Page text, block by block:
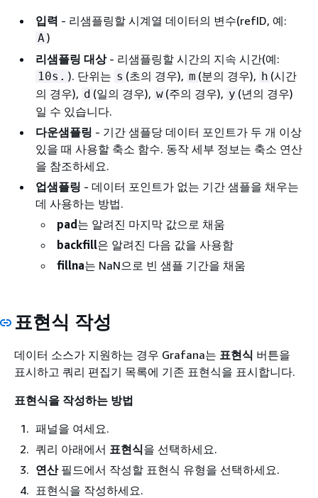
입력 - 리샘플링할 시계열 데이터의 변수(refID, 예:
A )
리샘플링 대상- 리샘플링할 시간의 지속 시간(예:
10s. ). 단위는 s (초의 경우), m (분의 경우), h (시간
의 경우), d (일의 경우), w (주의 경우), y (년의 경우)
일 수 있습니다.
다운샘플링 - 기간 샘플당 데이터 포인트가 두 개 이상
있을 때 사용할 축소 함수. 동작 세부 정보는 축소 연산
을 참조하세요.
업샘플링 - 데이터 포인트가 없는 기간 샘플을 채우는
데 사용하는 방법.
pad는 알려진 마지막 값으로 채움
backfill은 알려진 다음 값을 사용함
fillna는 NaN으로 빈 샘플 기간을 채움
표현식 작성
데이터 소스가 지원하는 경우 Grafana는 표현식 버튼을
표시하고 쿼리 편집기 목록에 기존 표현식을 표시합니다.
표현식을 작성하는 방법
패널을 여세요.
쿼리 아래에서 표현식을 선택하세요.
연산필드에서 작성할 표현식 유형을 선택하세요.
표현식을 작성하세요.